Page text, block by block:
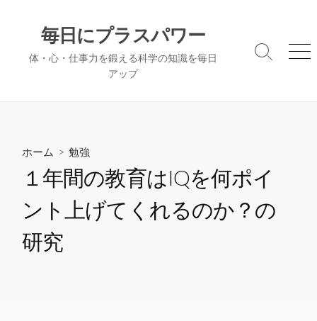
毎日にプラスパワー
体・心・仕事力を鍛える科学の知識を毎日
アップ
検
メ
ホーム > 勉強
１年間の教育はIQを何ポイ
ント上げてくれるのか？の
研究